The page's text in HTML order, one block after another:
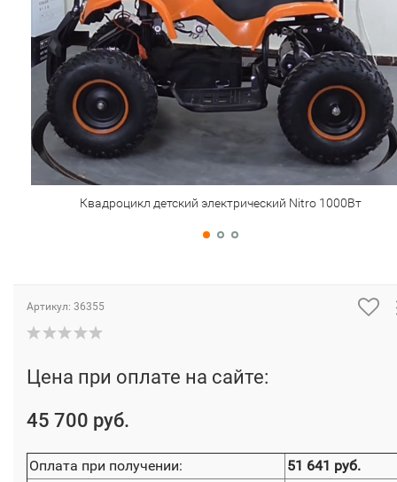
Квадроцикл детский электрический Nitro 1000Вт
Артикул: 36355
Цена при оплате на сайте:
45 700 руб.
Оплата при получении:
51 641 руб.